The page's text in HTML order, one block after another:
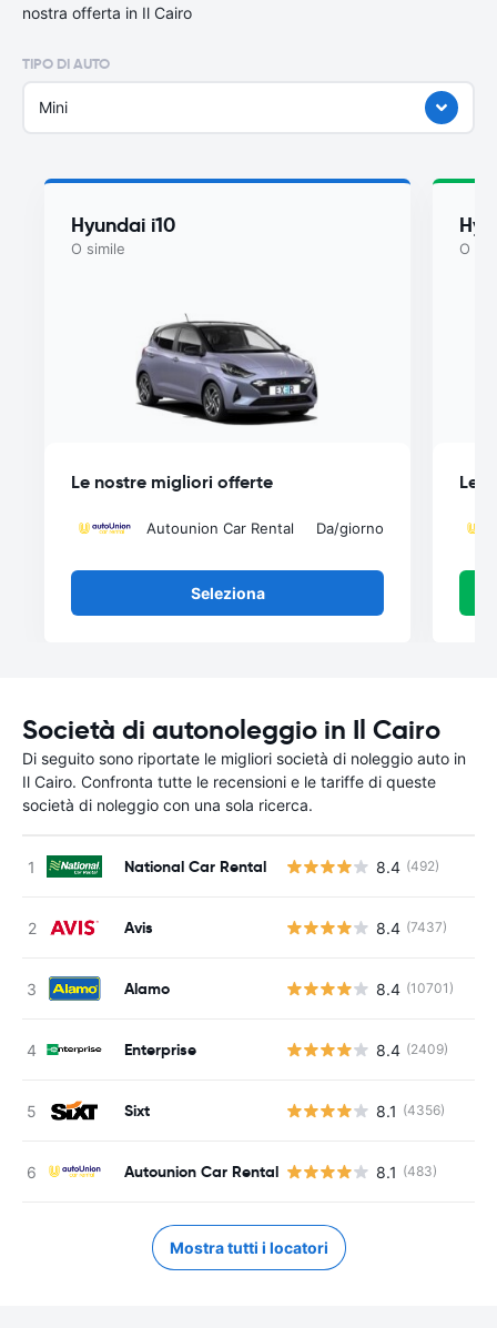
nostra offerta in Il Cairo
TIPO DI AUTO
Mini
Hyundai i10
O simile
Le nostre migliori offerte
Autounion Car Rental Da/giorno
Seleziona
O
Le
Società di autonoleggio in Il Cairo
Di seguito sono riportate le migliori società di noleggio auto in
Il Cairo. Confronta tutte le recensioni e le tariffe di queste
società di noleggio con una sola ricerca.
National Car Rental 8.4 (492)
Avis 8.4 (7437)
Alamo 8.4 (10701)
Enterprise 8.4 (2409)
Sixt 8.1 (4356)
Autounion Car Rental 8.1 (483)
Mostra tutti i locatori